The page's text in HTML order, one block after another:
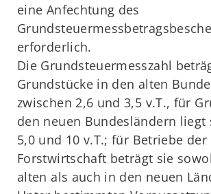
eine Anfechtung des
erforderlich.
Die Grundsteuermesszahl
Grundstücke in den alten
zwischen 2,6 und 3,5 v.T., für
den neuen Bundesländern liegt
5,0 und 10 v.T.; für Betriebe der
Forstwirtschaft beträgt sie
alten als auch in den neuen